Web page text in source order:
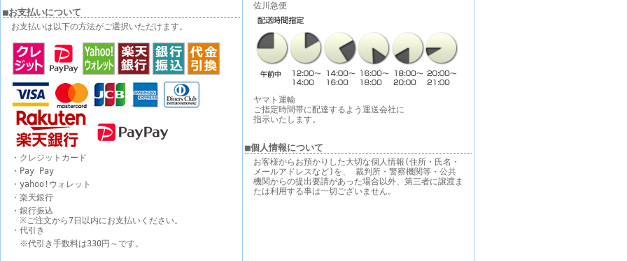
■お支払いについて
お支払いは以下の方法がご選択いただけます。
・クレジットカード
・Pay Pay
・yahoo!ウォレット
・楽天銀行
・銀行振込
※ご注文から7日以内にお支払いください。
・代引き
※代引き手数料は330円～です。
佐川急便
ヤマト運輸
ご指定時間帯に配達するよう運送会社に
指示いたします。
■個人情報について
お客様からお預かりした大切な個人情報(住所・氏名・
メールアドレスなど)を、 裁判所・警察機関等・公共
機関からの提出要請があった場合以外、第三者に譲渡ま
たは利用する事は一切ございません。